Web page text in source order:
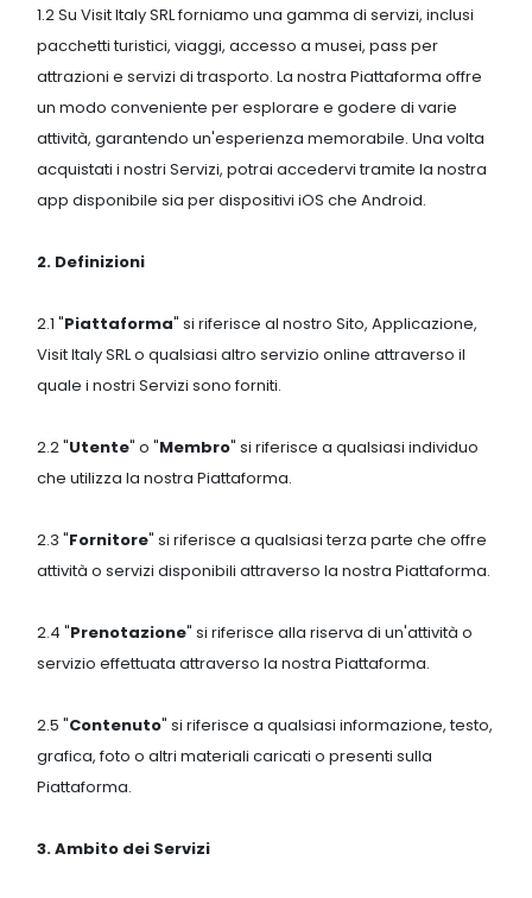
1.2 Su Visit Italy SRL forniamo una gamma di servizi, inclusi
pacchetti turistici, viaggi, accesso a musei, pass per
attrazioni e servizi di trasporto. La nostra Piattaforma offre
un modo conveniente per esplorare e godere di varie
attività, garantendo un'esperienza memorabile. Una volta
acquistati i nostri Servizi, potrai accedervi tramite la nostra
app disponibile sia per dispositivi iOS che Android.
2. Definizioni
2.1 "Piattaforma" si riferisce al nostro Sito, Applicazione,
Visit Italy SRL o qualsiasi altro servizio online attraverso il
quale i nostri Servizi sono forniti.
2.2 "Utente" o "Membro" si riferisce a qualsiasi individuo
che utilizza la nostra Piattaforma.
2.3 "Fornitore" si riferisce a qualsiasi terza parte che offre
attività o servizi disponibili attraverso la nostra Piattaforma.
2.4 "Prenotazione" si riferisce alla riserva di un'attività o
servizio effettuata attraverso la nostra Piattaforma.
2.5 "Contenuto" si riferisce a qualsiasi informazione, testo,
grafica, foto o altri materiali caricati o presenti sulla
Piattaforma.
3. Ambito dei Servizi